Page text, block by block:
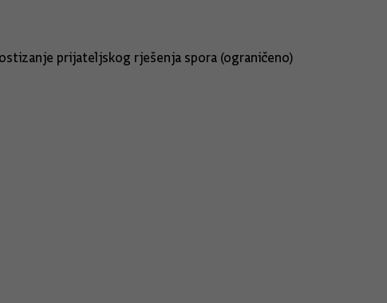
prijateljskog rješenja spora (ograničeno)
– usmeno izvješće